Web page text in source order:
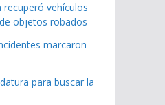
recuperó vehículos
objetos robados
marcaron
para buscar la